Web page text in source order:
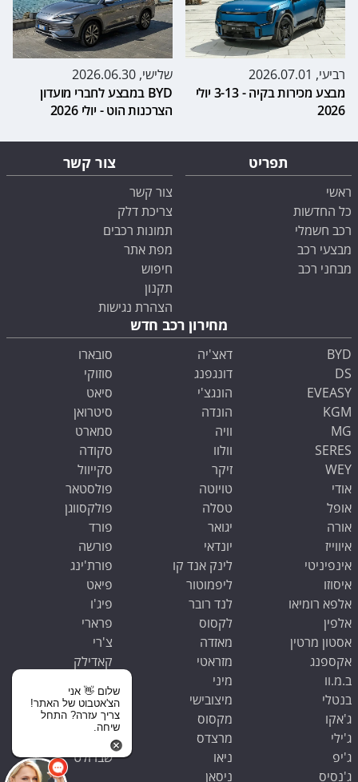
רביעי, 2026.07.01
מבצע מכירות בקיה - 3-13 יולי
2026
שלישי, 2026.06.30
BYD במבצע לחברי מועדון
הצרכנות הוט - יולי 2026
תפריט
ראשי
כל החדשות
רכב חשמלי
מבצעי רכב
מבחני רכב
צור קשר
צור קשר
צריכת דלק
תמונות רכבים
מפת אתר
חיפוש
תקנון
הצהרת נגישות
מחירון רכב חדש
BYD
DS
EVEASY
KGM
MG
SERES
WEY
אודי
אופל
אורה
איווייז
אינפיניטי
איסוזו
אלפא רומיאו
אלפין
אסטון מרטין
אקספנג
ב.מ.וו
בנטלי
ג'אקו
ג'ילי
ג'יפ
ג'נסיס
דאצ'יה
דונגפנג
הונגצ'י
הונדה
וויה
וולוו
זיקר
טויוטה
טסלה
יגואר
יונדאי
לינק אנד קו
ליפמוטור
לנד רובר
לקסוס
מאזדה
מזראטי
מיני
מיצובישי
מקסוס
מרצדס
ניאו
ניסאן
סובארו
סוזוקי
סיאט
סיטרואן
סמארט
סקודה
סקייוול
פולסטאר
פולקסווגן
פורד
פורשה
פורת'ינג
פיאט
פיג'ו
פרארי
צ'רי
קאדילק
קיה
ראם
רנו
שברולט
שלום 👋 אני
הצ'אטבוט של האתר!
צריך עזרה? התחל
שיחה.